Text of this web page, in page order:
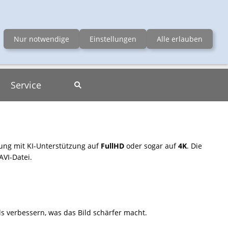
Service
mit KI-Unterstützung auf FullHD oder sogar auf4K. Die
Datei.
verbessern, was das Bild schärfer macht.
Nur notwendige Einstellungen Alle erlauben